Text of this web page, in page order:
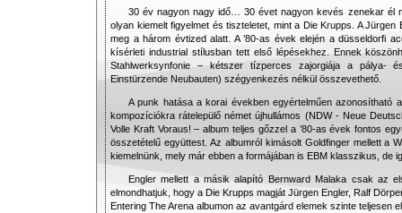
30 év nagyon nagy idő… 30 évet nagyon kevés zenekar él
olyan kiemelt figyelmet és tiszteletet, mint a Die Krupps. A
meg a három évtized alatt. A ’80-as évek elején a düsseldorfi
kísérleti industrial stílusban tett első lépésekhez. Ennek
Stahlwerksynfonie – kétszer tízperces zajorgiája a pálya-
Einstürzende Neubauten) szégyenkezés nélkül összevethető.
A punk hatása a korai években egyértelműen azonosítható
kompozíciókra rátelepülő német újhullámos (NDW - Neue
Volle Kraft Voraus! – album teljes gőzzel a ’80-as évek fontos
összetételű együttest. Az albumról kimásolt Goldfinger mellett a
kiemelnünk, mely már ebben a formájában is EBM klasszikus, de
Engler mellett a másik alapító Bernward Malaka csak az
elmondhatjuk, hogy a Die Krupps magját Jürgen Engler, Ralf
Entering The Arena albumon az avantgárd elemek szinte teljesen